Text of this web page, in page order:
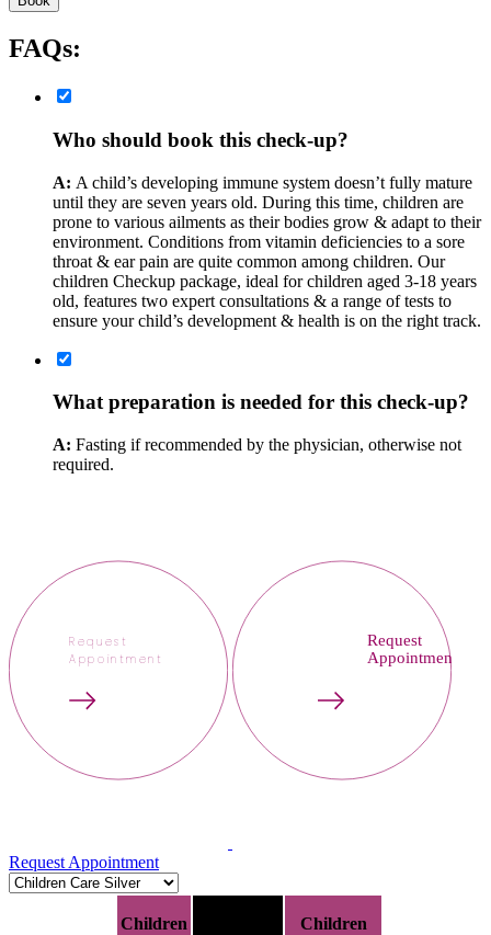
FAQs:
Who should book this check-up?
A: A child’s developing immune system doesn’t fully mature
until they are seven years old. During this time, children are
prone to various ailments as their bodies grow & adapt to their
environment. Conditions from vitamin deficiencies to a sore
throat & ear pain are quite common among children. Our
children Checkup package, ideal for children aged 3-18 years
old, features two expert consultations & a range of tests to
ensure your child’s development & health is on the right track.
What preparation is needed for this check-up?
A: Fasting if recommended by the physician, otherwise not
required.
Request
Appointment
Request
Appointment
Request Appointment
Children
Children